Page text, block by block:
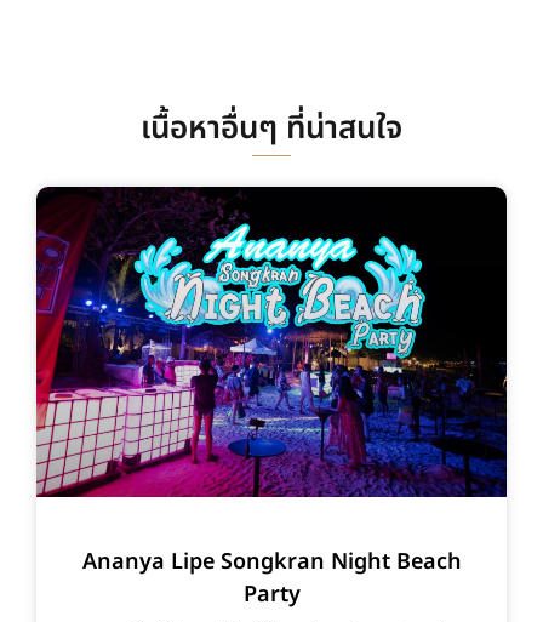
เนื้อหาอื่นๆ ที่น่าสนใจ
Ananya Lipe Songkran Night Beach
Party